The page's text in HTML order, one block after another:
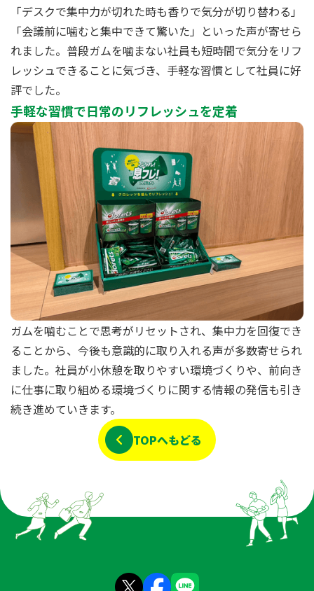
「デスクで集中力が切れた時も香りで気分が切り替わる」
「会議前に噛むと集中できて驚いた」といった声が寄せら
れました。普段ガムを噛まない社員も短時間で気分をリフ
レッシュできることに気づき、手軽な習慣として社員に好
評でした。
手軽な習慣で日常のリフレッシュを定着
ガムを噛むことで思考がリセットされ、集中力を回復でき
ることから、今後も意識的に取り入れる声が多数寄せられ
ました。社員が小休憩を取りやすい環境づくりや、前向き
に仕事に取り組める環境づくりに関する情報の発信も引き
続き進めていきます。
TOPへもどる